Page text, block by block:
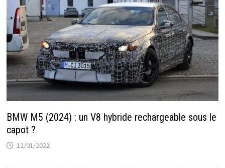
BMW M5 (2024) : un V8 hybride rechargeable sous le
capot ?
12/01/2022